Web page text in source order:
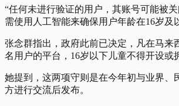
“任何未进行验证的用户，其账号可能被
需使用人工智能来确保用户年龄在16岁及
张念群指出，政府此前已决定，凡在马来
名用户的平台，16岁以下儿童不得开设或
她提到，这两项守则是在今年初与业界、
方进行交流后发布。